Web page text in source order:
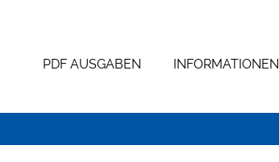
PDF AUSGABEN INFORMATIONEN